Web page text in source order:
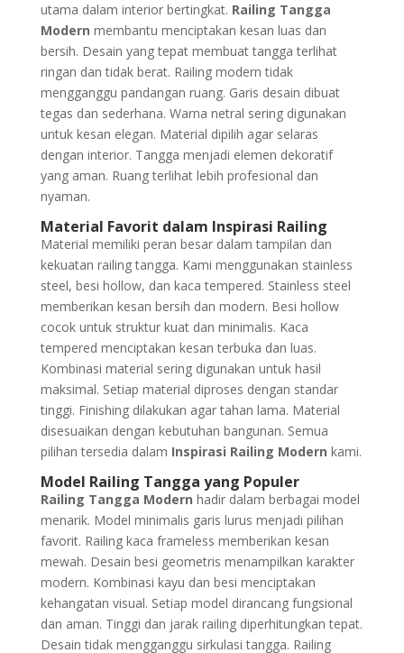
utama dalam interior bertingkat. Railing Tangga
Modern membantu menciptakan kesan luas dan
bersih. Desain yang tepat membuat tangga terlihat
ringan dan tidak berat. Railing modern tidak
mengganggu pandangan ruang. Garis desain dibuat
tegas dan sederhana. Warna netral sering digunakan
untuk kesan elegan. Material dipilih agar selaras
dengan interior. Tangga menjadi elemen dekoratif
yang aman. Ruang terlihat lebih profesional dan
nyaman.
Material Favorit dalam Inspirasi Railing
Material memiliki peran besar dalam tampilan dan
kekuatan railing tangga. Kami menggunakan stainless
steel, besi hollow, dan kaca tempered. Stainless steel
memberikan kesan bersih dan modern. Besi hollow
cocok untuk struktur kuat dan minimalis. Kaca
tempered menciptakan kesan terbuka dan luas.
Kombinasi material sering digunakan untuk hasil
maksimal. Setiap material diproses dengan standar
tinggi. Finishing dilakukan agar tahan lama. Material
disesuaikan dengan kebutuhan bangunan. Semua
pilihan tersedia dalam Inspirasi Railing Modern kami.
Model Railing Tangga yang Populer
Railing Tangga Modern hadir dalam berbagai model
menarik. Model minimalis garis lurus menjadi pilihan
favorit. Railing kaca frameless memberikan kesan
mewah. Desain besi geometris menampilkan karakter
modern. Kombinasi kayu dan besi menciptakan
kehangatan visual. Setiap model dirancang fungsional
dan aman. Tinggi dan jarak railing diperhitungkan tepat.
Desain tidak mengganggu sirkulasi tangga. Railing